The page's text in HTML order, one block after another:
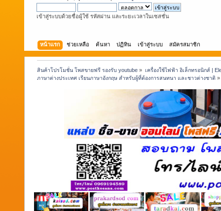
เข้าสู่ระบบด้วยชื่อผู้ใช้ รหัสผ่าน และระยะเวลาในเซสชั่น
หน้าแรก ช่วยเหลือ ค้นหา ปฏิทิน เข้าสู่ระบบ สมัครสมาชิก
สินค้าโปรโมชั่น โพสขายฟรี รองรับ youtube » เครื่องใช้ไฟฟ้า อิเล็กทรอนิกส์ |
ภาษาต่างประเทศ เรียนภาษาอังกฤษ สำหรับผู้ที่ต้องการสนทนา และชาวต่างชาติ »